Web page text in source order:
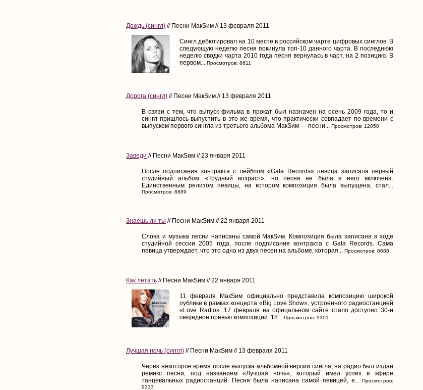
Дождь (сингл) // Песни МакSим // 13 февраля 2011
Сингл дебютировал на 10 месте в российском чарте цифровых синглов. В
следующую неделю песня покинула топ-10 данного чарта. В последнюю
неделю сводки чарта 2010 года песня вернулась в чарт, на 2 позицию. В
первом... Просмотров: 8611
Дорога (сингл) // Песни МакSим // 13 февраля 2011
В связи с тем, что выпуск фильма в прокат был назначен на осень 2009 года, то и
сингл пришлось выпустить в это же время, что практически совпадает по времени с
выпуском первого сингла из третьего альбома МакSим — песни... Просмотров: 12050
Заведи // Песни МакSим // 23 января 2011
После подписания контракта с лейблом «Gala Records» певица записала первый
студийный альбом «Трудный возраст», но песня не была в него включена.
Единственным релизом певицы, на котором композиция была выпущена, стал...
Просмотров: 8889
Знаешь ли ты // Песни МакSим // 22 января 2011
Слова и музыка песни написаны самой МакSим. Композиция была записана в ходе
студийной сессии 2005 года, после подписания контракта с Gala Records. Сама
певица утверждает, что это одна из двух песен на альбоме, которая... Просмотров: 8688
Как летать // Песни МакSим // 22 января 2011
11 февраля МакSим официально представила композицию широкой
публике в рамках концерта «Big Love Show», устроенного радиостанцией
«Love Radio». 17 февраля на офицальном сайте стало доступно 30-и
секундное превью композиции. 18... Просмотров: 9301
Лучшая ночь (сингл) // Песни МакSим // 13 февраля 2011
Через некоторое время после выпуска альбомной версии сингла, на радио был издан
ремикс песни, под названием «Лучшая ночь», который имел успех в эфире
танцевальных радиостанций. Песня была написана самой певицей, в... Просмотров:
9333